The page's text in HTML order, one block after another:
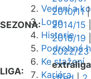
Vedení a
Logo
Historie
Podrobná
Ke stažení
Kariéra
SEZONA:
2010/11
2014/15
2018/19
2022/23
LIGA:
extraliga